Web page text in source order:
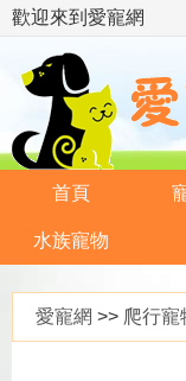
歡迎來到愛寵網
首頁
水族寵物
愛寵網 >> 爬行寵